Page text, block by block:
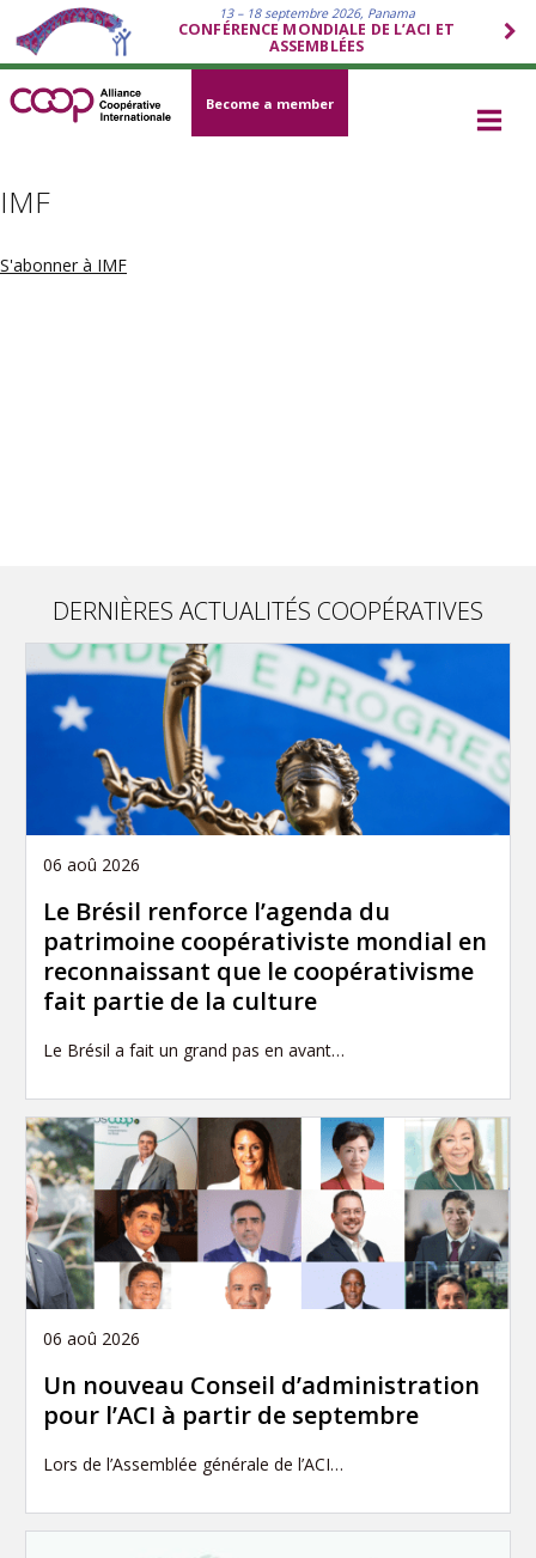
13 – 18 septembre 2026, Panama
CONFÉRENCE MONDIALE DE L’ACI ET
ASSEMBLÉES
Become a member
IMF
S'abonner à IMF
DERNIÈRES ACTUALITÉS COOPÉRATIVES
06 aoû 2026
Le Brésil renforce l’agenda du
patrimoine coopérativiste mondial en
reconnaissant que le coopérativisme
fait partie de la culture
Le Brésil a fait un grand pas en avant…
06 aoû 2026
Un nouveau Conseil d’administration
pour l’ACI à partir de septembre
Lors de l’Assemblée générale de l’ACI…